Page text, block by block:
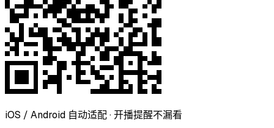
iOS / Android 自动适配 · 开播提醒不漏看